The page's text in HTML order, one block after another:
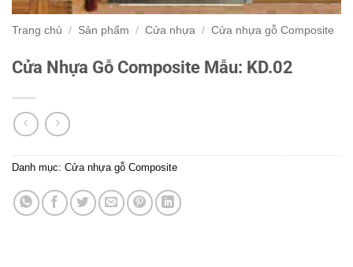
Trang chủ / Sản phẩm / Cửa nhựa / Cửa nhựa gỗ Composite
Cửa Nhựa Gỗ Composite Mẫu: KD.02
Danh mục: Cửa nhựa gỗ Composite